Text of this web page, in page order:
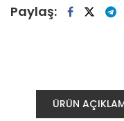
Paylaş:
ÜRÜN